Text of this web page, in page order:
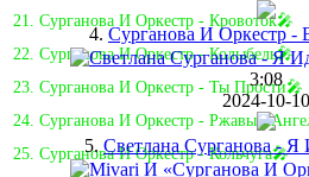
21. Сурганова И Оркестр - Кровоток🎤
22. Сурганова И Оркестр - Колыбель🎤
23. Сурганова И Оркестр - Ты Прости🎤
24. Сурганова И Оркестр - Ржавый
25. Сурганова И Оркестр - Кольчуга🎤
4. Сурганова И Оркестр -
3:08
2024-10-10
5. Светлана Сурганова -